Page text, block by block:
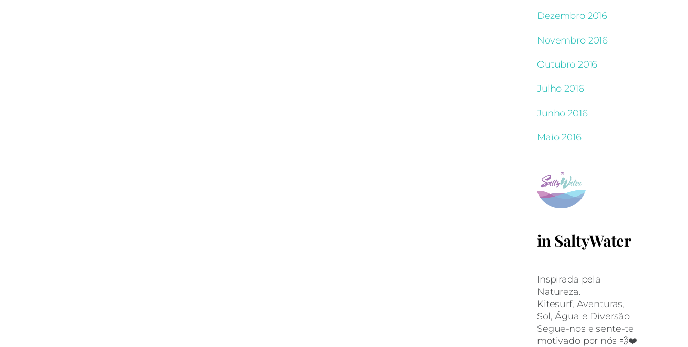
Dezembro 2016
Novembro 2016
Outubro 2016
Julho 2016
Junho 2016
Maio 2016
in SaltyWater
Inspirada pela
Natureza.
Kitesurf, Aventuras,
Sol, Água e Diversão
Segue-nos e sente-te
motivado por nós 💨❤️